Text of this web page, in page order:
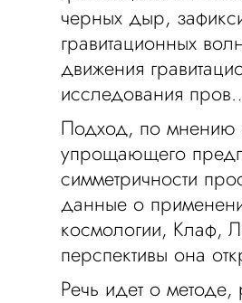
черных дыр,
гравитационных
движения
исследования
Подход, по мнению
упрощающего
симметричности
данные о
космологии, Клаф,
перспективы она
Речь идет о